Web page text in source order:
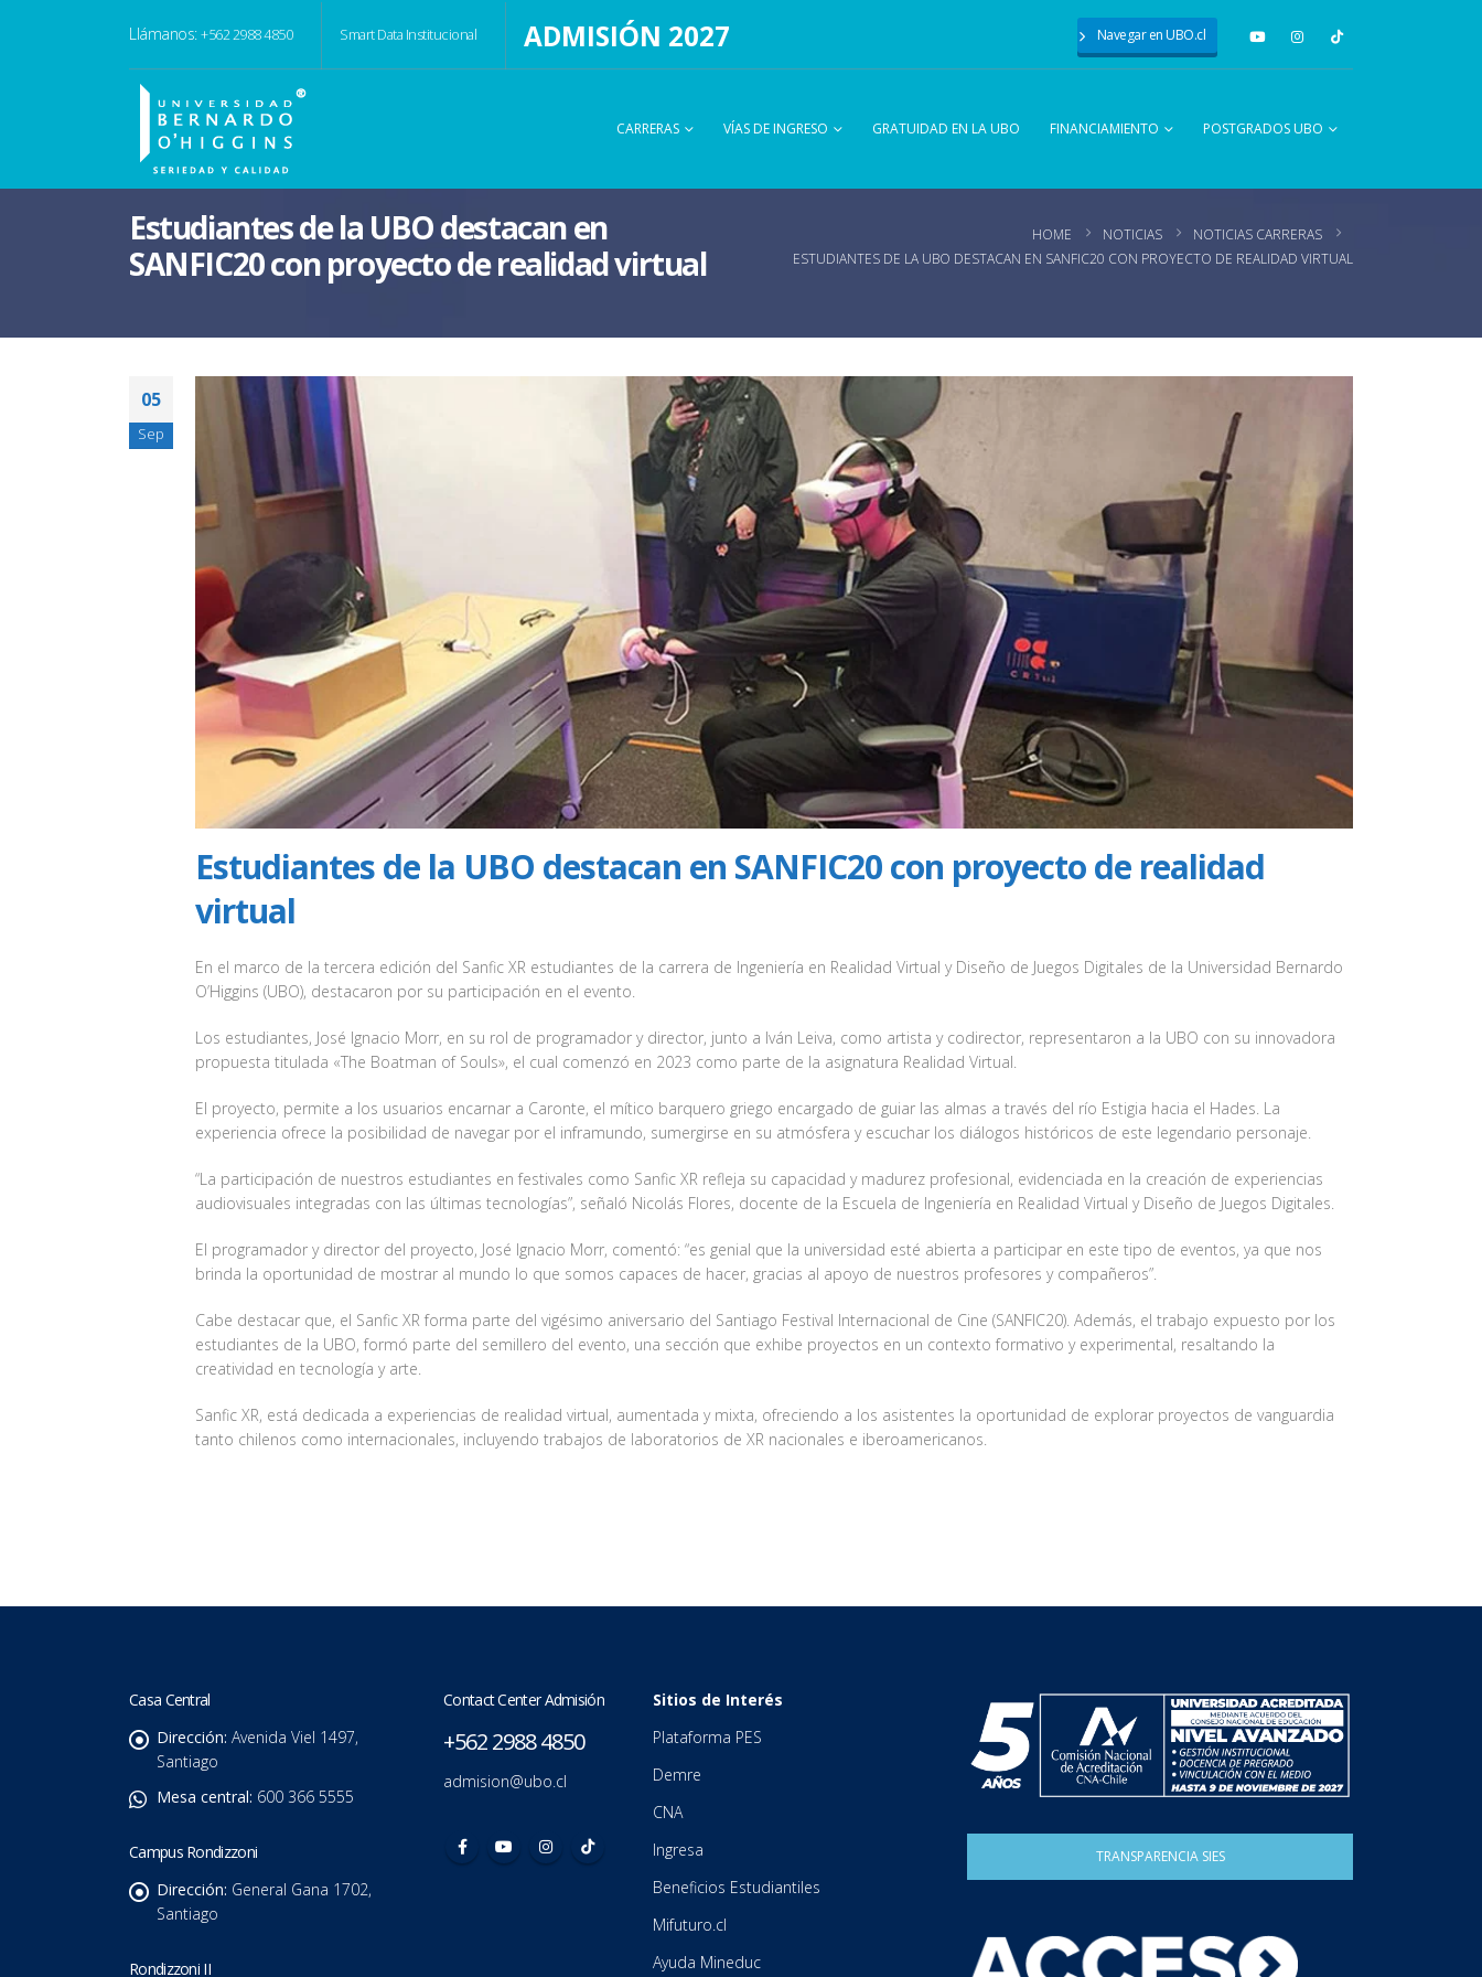
Llámanos:+562 2988 4850 Smart Data Institucional ADMISIÓN 2027 Navegar en UBO.cl
CARRERAS VÍAS DE INGRESO GRATUIDAD EN LA UBO FINANCIAMIENTO POSTGRADOS UBO
Estudiantes de la UBO destacan en
SANFIC20 con proyecto de realidad virtual
HOME NOTICIAS
NOTICIAS CARRERAS
ESTUDIANTES DE LA UBO DESTACAN EN SANFIC20 CON PROYECTO DE REALIDAD VIRTUAL
05
Sep
Estudiantes de la UBO destacan en SANFIC20 con proyecto de realidad
virtual
En el marco de la tercera edición del Sanfic XR estudiantes de la carrera de Ingeniería en Realidad Virtual y Diseño de Juegos Digitales de la Universidad Bernardo
O’Higgins (UBO), destacaron por su participación en el evento.
Los estudiantes, José Ignacio Morr, en su rol de programador y director, junto a Iván Leiva, como artista y codirector, representaron a la UBO con su innovadora
propuesta titulada «The Boatman of Souls», el cual comenzó en 2023 como parte de la asignatura Realidad Virtual.
El proyecto, permite a los usuarios encarnar a Caronte, el mítico barquero griego encargado de guiar las almas a través del río Estigia hacia el Hades. La
experiencia ofrece la posibilidad de navegar por el inframundo, sumergirse en su atmósfera y escuchar los diálogos históricos de este legendario personaje.
“La participación de nuestros estudiantes en festivales como Sanfic XR refleja su capacidad y madurez profesional, evidenciada en la creación de experiencias
audiovisuales integradas con las últimas tecnologías”, señaló Nicolás Flores, docente de la Escuela de Ingeniería en Realidad Virtual y Diseño de Juegos Digitales.
El programador y director del proyecto, José Ignacio Morr, comentó: “es genial que la universidad esté abierta a participar en este tipo de eventos, ya que nos
brinda la oportunidad de mostrar al mundo lo que somos capaces de hacer, gracias al apoyo de nuestros profesores y compañeros”.
Cabe destacar que, el Sanfic XR forma parte del vigésimo aniversario del Santiago Festival Internacional de Cine (SANFIC20). Además, el trabajo expuesto por los
estudiantes de la UBO, formó parte del semillero del evento, una sección que exhibe proyectos en un contexto formativo y experimental, resaltando la
creatividad en tecnología y arte.
Sanfic XR, está dedicada a experiencias de realidad virtual, aumentada y mixta, ofreciendo a los asistentes la oportunidad de explorar proyectos de vanguardia
tanto chilenos como internacionales, incluyendo trabajos de laboratorios de XR nacionales e iberoamericanos.
Casa Central
Dirección: Avenida Viel 1497,
Santiago
Mesa central: 600 366 5555
Campus Rondizzoni
Dirección: General Gana 1702,
Santiago
Rondizzoni II
Contact Center Admisión
+562 2988 4850
admision@ubo.cl
Sitios de Interés
Plataforma PES
Demre
CNA
Ingresa
Beneficios Estudiantiles
Mifuturo.cl
Ayuda Mineduc
TRANSPARENCIA SIES